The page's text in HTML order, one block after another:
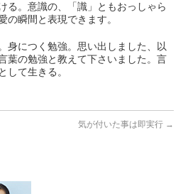
る。意識の、「識」ともおっしゃら
の瞬間と表現できます。
身につく勉強。思い出しました、以
葉の勉強と教えて下さいました。言
て生きる。
気が付いた事は即実行 →